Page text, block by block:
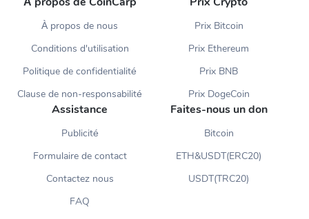
À propos de nous
Conditions d'utilisation
Politique de confidentialité
Clause de non-responsabilité
Prix Bitcoin
Prix Ethereum
Prix BNB
Prix DogeCoin
Assistance
Publicité
Formulaire de contact
Contactez nous
FAQ
Faites-nous un don
Bitcoin
ETH&USDT(ERC20)
USDT(TRC20)